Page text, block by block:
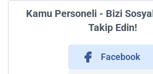
Kamu Personeli - Bizi
Takip Edin!
Facebook